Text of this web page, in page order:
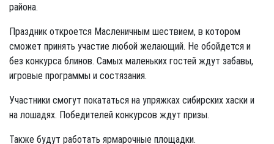
района.
Праздник откроется Масленичным шествием, в котором
сможет принять участие любой желающий. Не обойдется и
без конкурса блинов. Самых маленьких гостей ждут забавы,
игровые программы и состязания.
Участники смогут покататься на упряжках сибирских хаски и
на лошадях. Победителей конкурсов ждут призы.
Также будут работать ярмарочные площадки.